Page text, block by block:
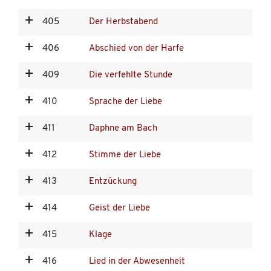
405 Der Herbstabend
406 Abschied von der Harfe
409 Die verfehlte Stunde
410 Sprache der Liebe
411 Daphne am Bach
412 Stimme der Liebe
413 Entzückung
414 Geist der Liebe
415 Klage
416 Lied in der Abwesenheit